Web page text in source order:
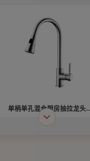
单柄单孔混合厨房抽拉龙头
W22237-G